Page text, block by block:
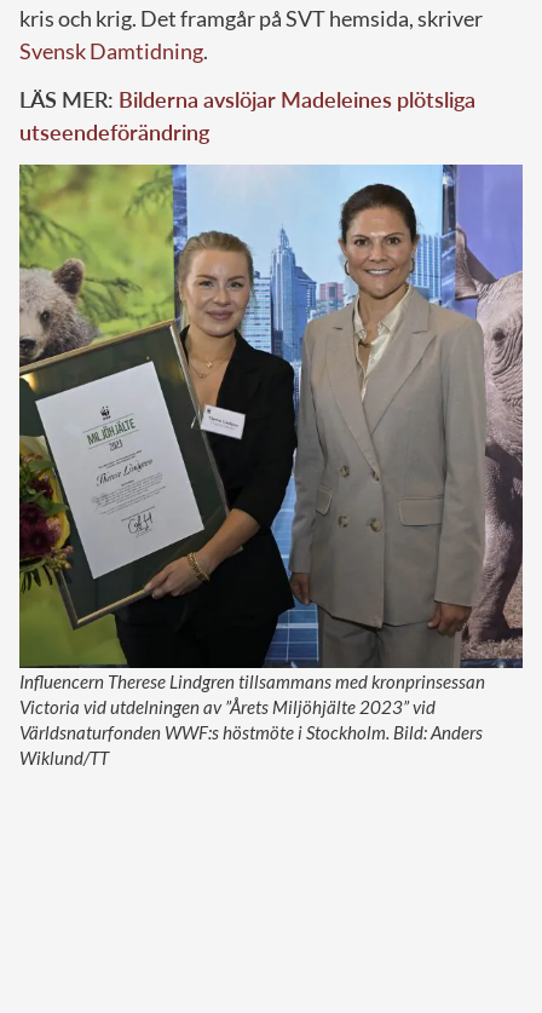
kris och krig. Det framgår på SVT hemsida, skriver
Svensk Damtidning.
LÄS MER: Bilderna avslöjar Madeleines plötsliga
utseendeförändring
Influencern Therese Lindgren tillsammans med kronprinsessan
Victoria vid utdelningen av ”Årets Miljöhjälte 2023” vid
Världsnaturfonden WWF:s höstmöte i Stockholm. Bild: Anders
Wiklund/TT